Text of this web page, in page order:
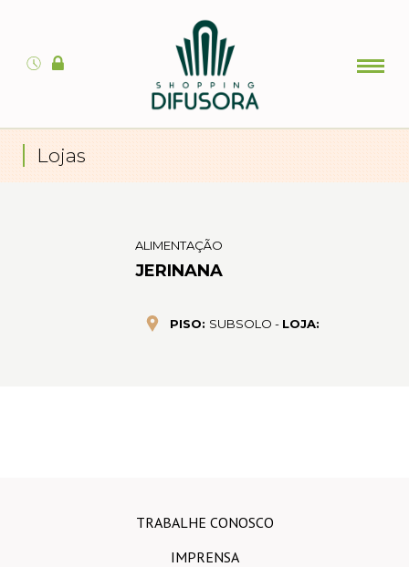
Lojas
ALIMENTAÇÃO
JERINANA
PISO: SUBSOLO - LOJA:
TRABALHE CONOSCO
IMPRENSA